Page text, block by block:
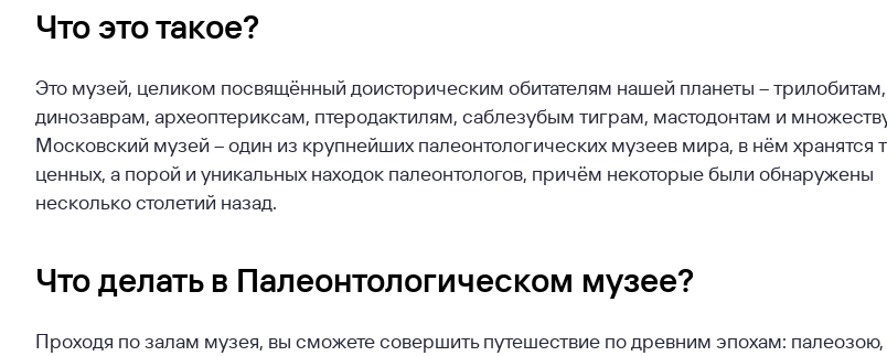
Что это такое?
Это музей, целиком посвящённый доисторическим обитателям нашей планеты – трилобитам,
динозаврам, археоптериксам, птеродактилям, саблезубым тиграм, мастодонтам и
Московский музей – один из крупнейших палеонтологических музеев мира, в нём хранятся
ценных, а порой и уникальных находок палеонтологов, причём некоторые были обнаружены
несколько столетий назад.
Что делать в Палеонтологическом музее?
Проходя по залам музея, вы сможете совершить путешествие по древним эпохам: палеозою,